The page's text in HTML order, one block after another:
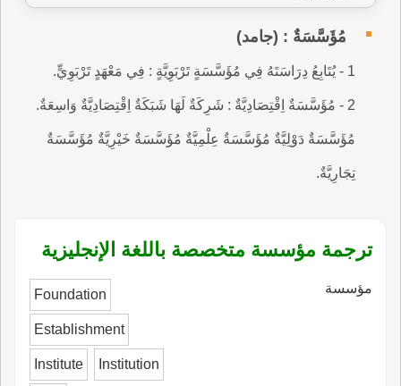
مُؤَسَّسَةٌ : (جامد)
1 - يُتَابِعُ دِرَاسَتَهُ فِي مُؤَسَّسَةٍ تَرْبَوِيَّةٍ : فِي مَعْهَدٍ تَرْبَوِيٍّ.
2 - مُؤَسَّسَةٌ اِقْتِصَادِيَّةٌ : شَرِكَةٌ لَهَا شَبَكَةٌ اِقْتِصَادِيَّةٌ وَاسِعَةٌ.
مُؤَسَّسَةٌ دَوْلِيَّةٌ مُؤَسَّسَةٌ عِلْمِيَّةٌ مُؤَسَّسَةٌ خَيْرِيَّةٌ مُؤَسَّسَةٌ
تِجَارِيَّةٌ.
ترجمة مؤسسة متخصصة باللغة الإنجليزية
مؤسسة Foundation
Establishment
Institute Institution